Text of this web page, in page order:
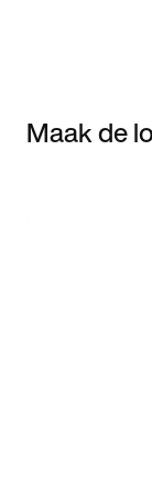
Maak de